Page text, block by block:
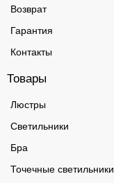
Возврат
Гарантия
Контакты
Товары
Люстры
Светильники
Бра
Точечные светильники